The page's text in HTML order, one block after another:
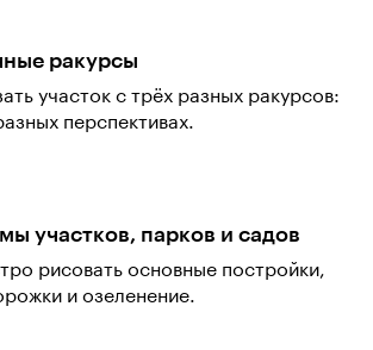
ракурсы
участок с трёх разных ракурсов:
перспективах.
участков, парков и садов
рисовать основные постройки,
и озеленение.